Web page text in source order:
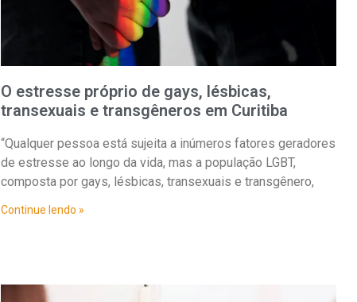
O estresse próprio de gays, lésbicas,
transexuais e transgêneros em Curitiba
“Qualquer pessoa está sujeita a inúmeros fatores geradores
de estresse ao longo da vida, mas a população LGBT,
composta por gays, lésbicas, transexuais e transgênero,
Continue lendo »